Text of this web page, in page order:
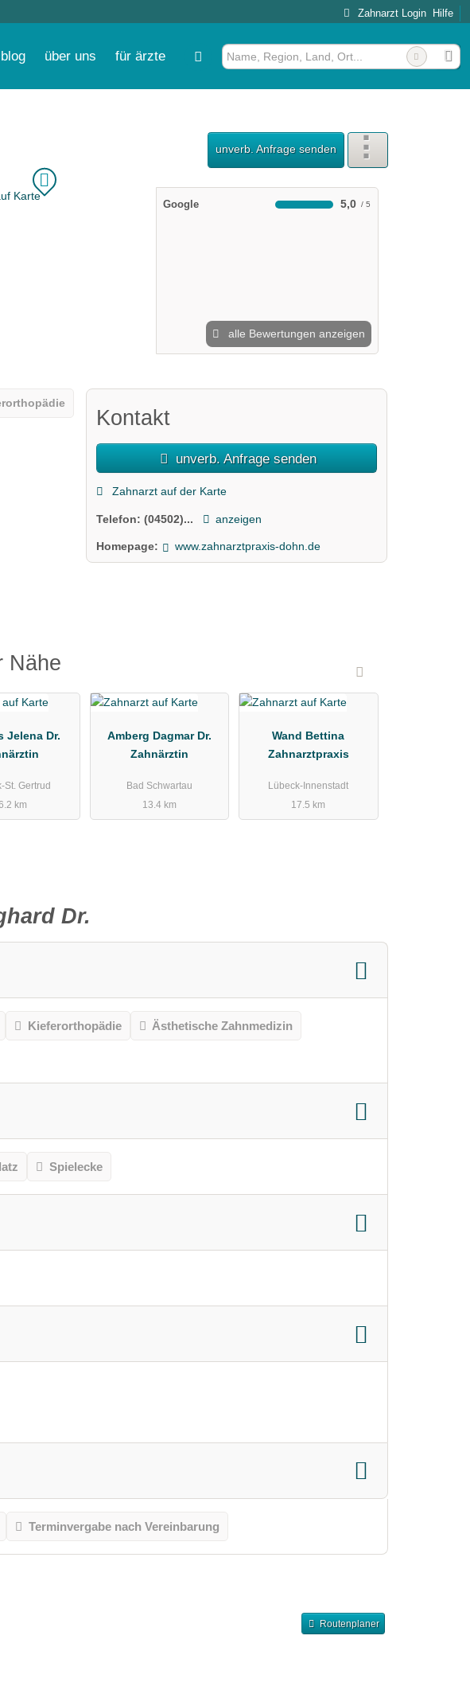
Zahnarzt Login Hilfe
blog über uns für ärzte
unverb. Anfrage senden
Google 5,0
alle Bewertungen anzeigen
Kontakt
unverb. Anfrage senden
Zahnarzt auf der Karte
Telefon:(04502)... anzeigen
Homepage: www.zahnarztpraxis-dohn.de
Nähe
Jelena Dr.
St. Gertrud
km
Amberg Dagmar Dr.
Zahnärztin
Bad Schwartau
13.4 km
Wand Bettina
Zahnarztpraxis
Lübeck-Innenstadt
17.5 km
Dr.
Kieferorthopädie Ästhetische Zahnmedizin
Spielecke
Terminvergabe nach Vereinbarung
Routenplaner